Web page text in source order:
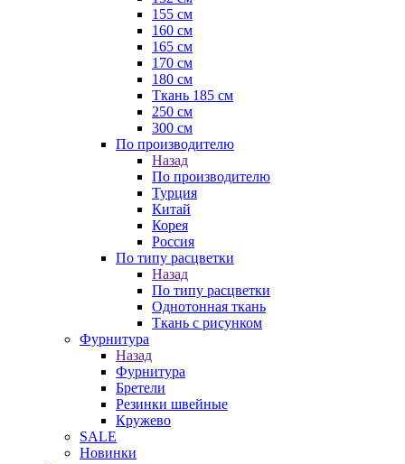
155 см
160 см
165 см
170 см
180 см
Ткань 185 см
250 см
300 см
По производителю
Назад
По производителю
Турция
Китай
Корея
Россия
По типу расцветки
Назад
По типу расцветки
Однотонная ткань
Ткань с рисунком
Фурнитура
Назад
Фурнитура
Бретели
Резинки швейные
Кружево
SALE
Новинки